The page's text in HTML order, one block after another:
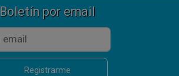
Boletín por email
Registrarme